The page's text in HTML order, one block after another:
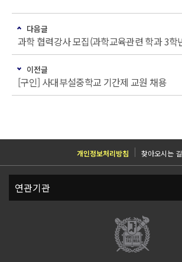
다음글
이전글
[구인] 사대부설중학교 기간제 교원 채용
개인정보처리방침 찾아오시는 길